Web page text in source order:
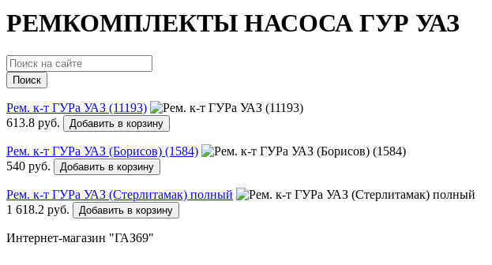
РЕМКОМПЛЕКТЫ НАСОСА ГУР УАЗ
Поиск
Рем. к-т ГУРа УАЗ (11193)
613.8 руб.
Добавить в корзину
Рем. к-т ГУРа УАЗ (Борисов) (1584)
540 руб.
Добавить в корзину
Рем. к-т ГУРа УАЗ (Стерлитамак) полный
1 618.2 руб.
Добавить в корзину
Интернет-магазин "ГАЗ69"